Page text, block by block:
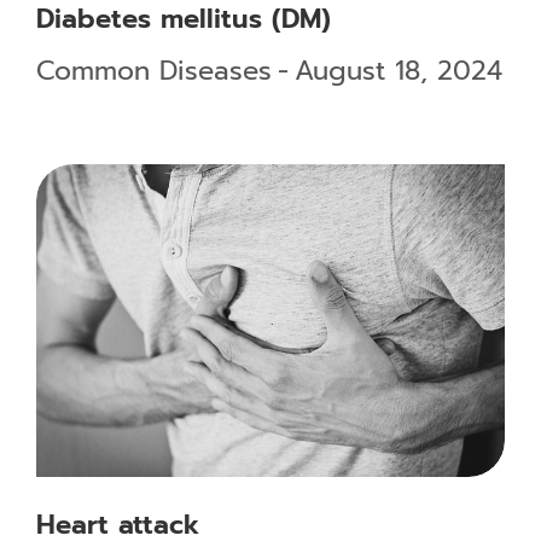
Diabetes mellitus (DM)
Common Diseases
August 18, 2024
Heart attack